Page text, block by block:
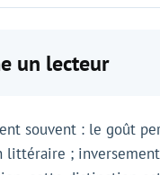
un lecteur
souvent : le goût
;